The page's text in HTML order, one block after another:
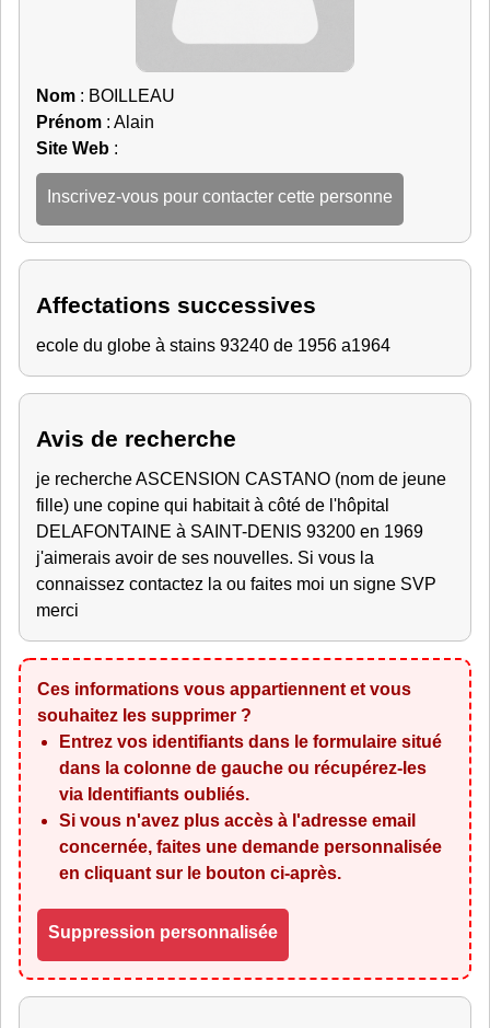
Nom : BOILLEAU
Prénom : Alain
Site Web :
Inscrivez-vous pour contacter cette personne
Affectations successives
ecole du globe à stains 93240 de 1956 a1964
Avis de recherche
je recherche ASCENSION CASTANO (nom de jeune
fille) une copine qui habitait à côté de l'hôpital
DELAFONTAINE à SAINT-DENIS 93200 en 1969
j'aimerais avoir de ses nouvelles. Si vous la
connaissez contactez la ou faites moi un signe SVP
merci
Ces informations vous appartiennent et vous
souhaitez les supprimer ?
Entrez vos identifiants dans le formulaire situé
dans la colonne de gauche ou récupérez-les
via Identifiants oubliés.
Si vous n'avez plus accès à l'adresse email
concernée, faites une demande personnalisée
en cliquant sur le bouton ci-après.
Suppression personnalisée